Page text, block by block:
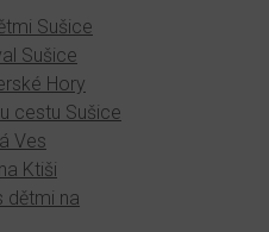
Sušice
Sušice
Hory
cestu Sušice
Ves
Ktiši
dětmi na